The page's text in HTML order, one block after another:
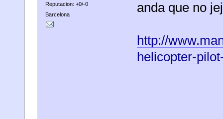
Reputacion: +0/-0
Barcelona
anda que no
http://
helicopter-